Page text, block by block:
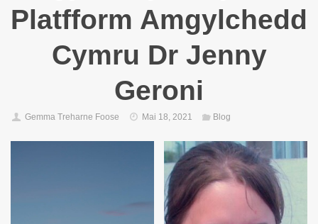
Platfform Amgylchedd
Cymru Dr Jenny
Geroni
Gemma Treharne Foose Mai 18, 2021 Blog